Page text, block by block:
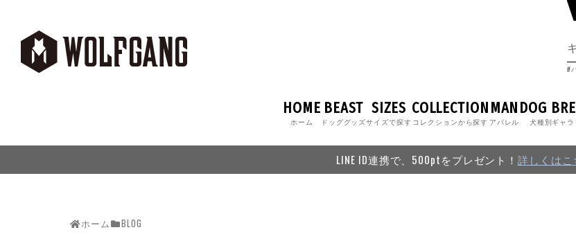
HOME
ホーム
BEAST
ドッググッズ
SIZES
サイズで探す
COLLECTION
コレクションから探す
MAN
アパレル
DOG
犬種別ギャラ
LINE ID連携で、500ptをプレゼント！詳しくはこ
ホーム BLOG